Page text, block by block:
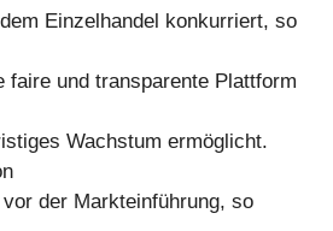
Einzelhandel konkurriert, so
faire und transparente Plattform
Wachstum ermöglicht.
der Markteinführung, so